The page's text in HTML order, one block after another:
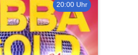
20:00 Uhr